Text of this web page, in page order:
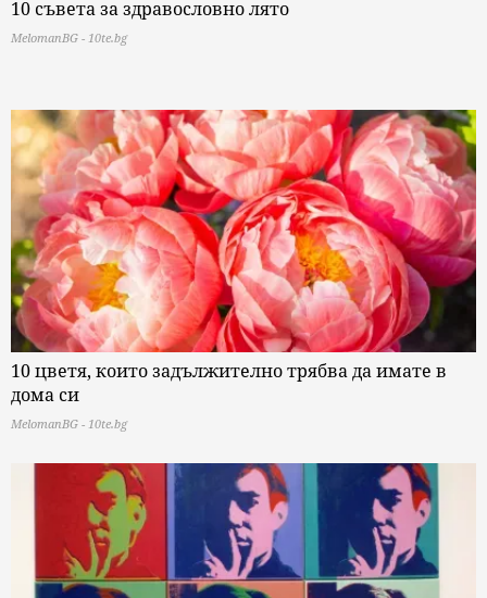
10 съвета за здравословно лято
MelomanBG - 10te.bg
10 цветя, които задължително трябва да имате в
дома си
MelomanBG - 10te.bg